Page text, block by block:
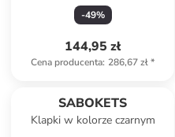
granatowym
-49%
144,95 zł
Cena producenta: 286,67 zł*
SABOKETS
Klapki w kolorze czarnym